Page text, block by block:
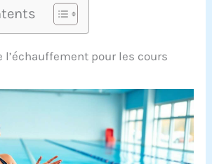
l’échauffement pour les cours